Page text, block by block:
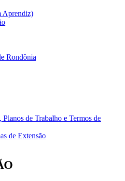
Aprendiz)
Rondônia
de Trabalho e Termos de
de Extensão